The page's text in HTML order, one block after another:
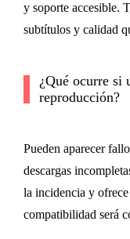
y soporte accesible.
subtítulos y calidad
¿Qué ocurre si
reproducción?
Pueden aparecer
descargas
la incidencia y
compatibilidad será